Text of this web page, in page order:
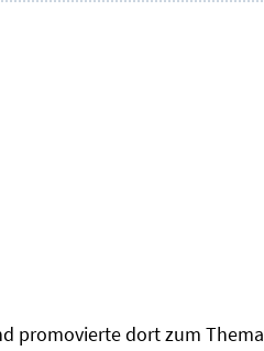
promovierte dort zum Thema